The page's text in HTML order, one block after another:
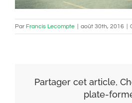
Par Francis Lecompte août 30th, 2016
Partager cet article,
plate-